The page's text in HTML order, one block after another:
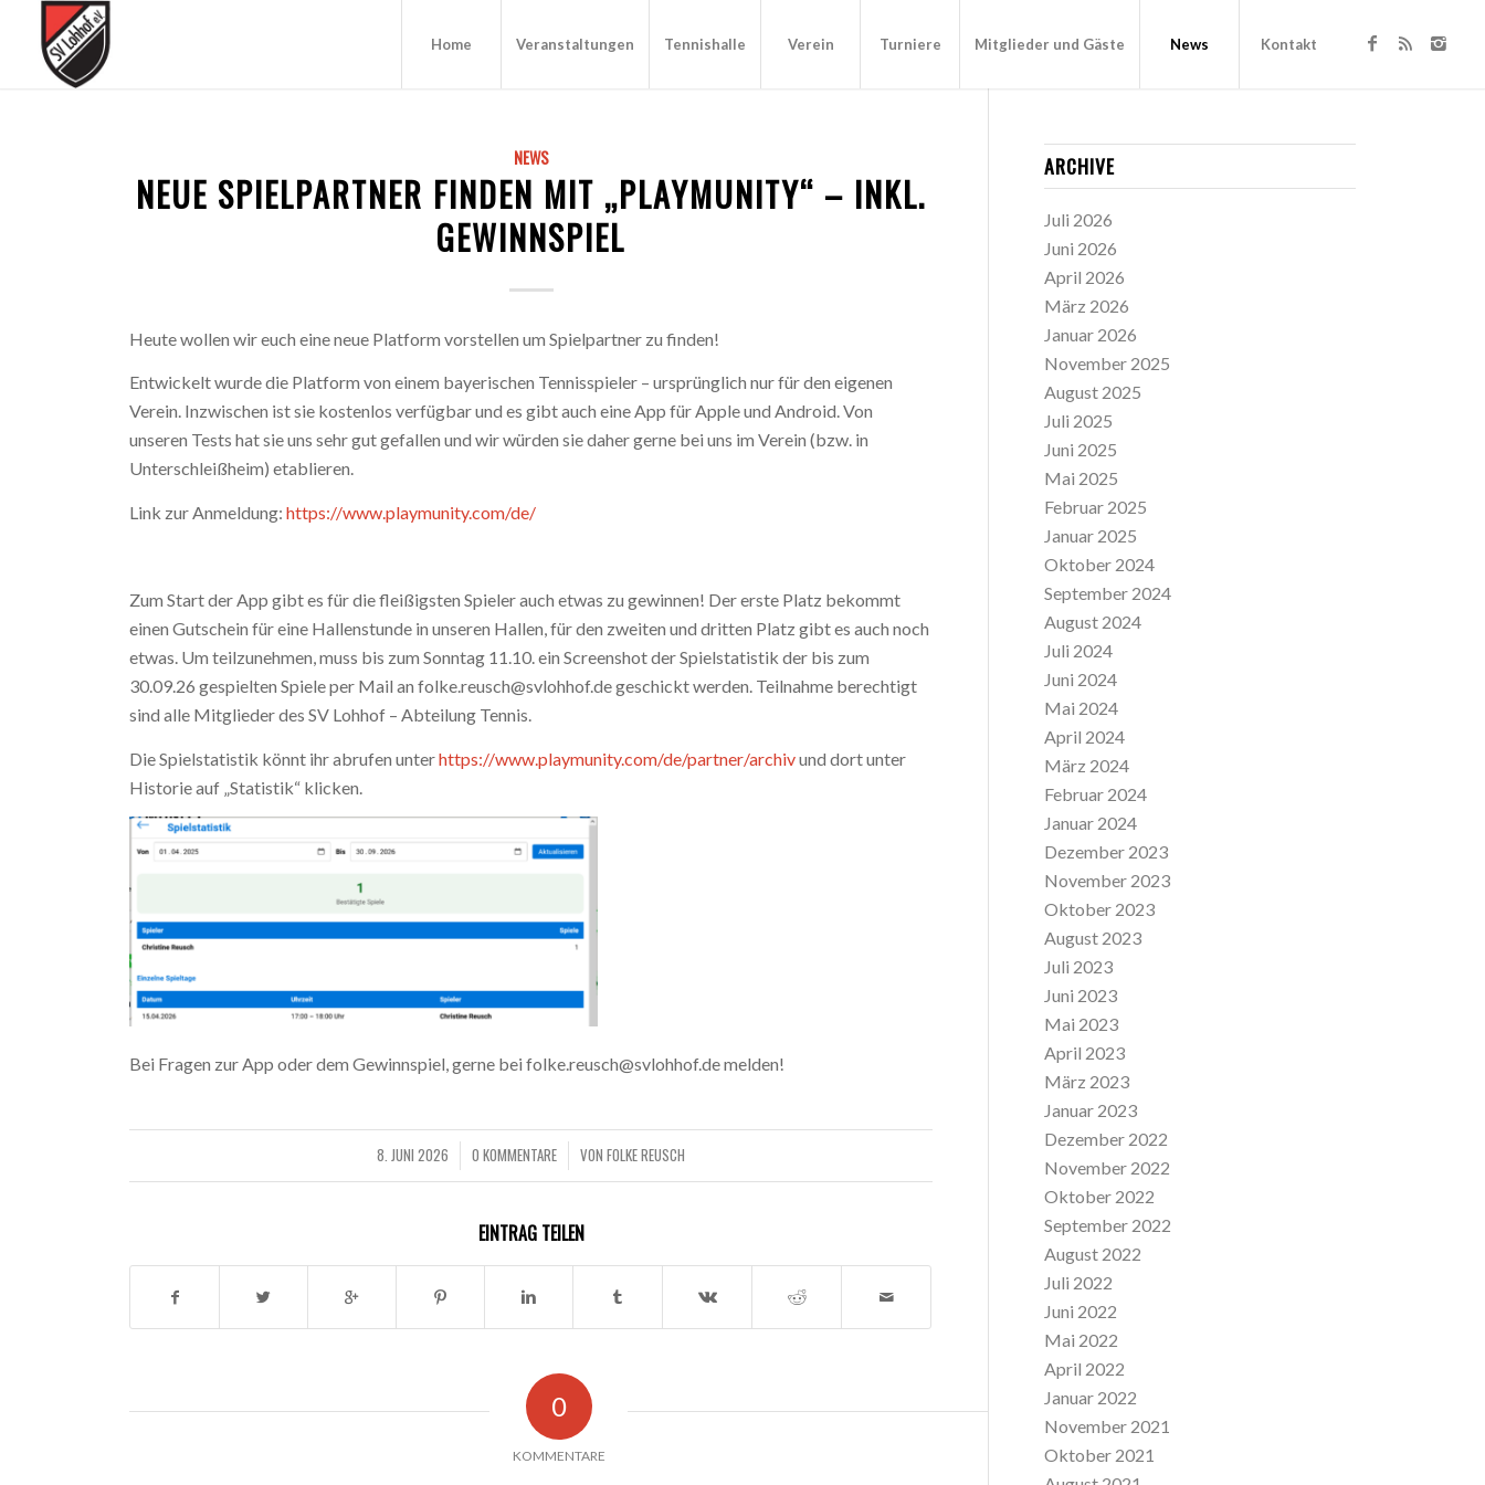
Home Veranstaltungen Tennishalle Verein Turniere Mitglieder und Gäste News Kontakt
NEWS
NEUE SPIELPARTNER FINDEN MIT „PLAYMUNITY“ – INKL.
GEWINNSPIEL
Heute wollen wir euch eine neue Platform vorstellen um Spielpartner zu finden!
Entwickelt wurde die Platform von einem bayerischen Tennisspieler – ursprünglich nur für den eigenen
Verein. Inzwischen ist sie kostenlos verfügbar und es gibt auch eine App für Apple und Android. Von
unseren Tests hat sie uns sehr gut gefallen und wir würden sie daher gerne bei uns im Verein (bzw. in
Unterschleißheim) etablieren.
Link zur Anmeldung:https://www.playmunity.com/de/
Zum Start der App gibt es für die fleißigsten Spieler auch etwas zu gewinnen! Der erste Platz bekommt
einen Gutschein für eine Hallenstunde in unseren Hallen, für den zweiten und dritten Platz gibt es auch noch
etwas. Um teilzunehmen, muss bis zum Sonntag 11.10. ein Screenshot der Spielstatistik der bis zum
30.09.26 gespielten Spiele per Mail an folke.reusch@svlohhof.de geschickt werden. Teilnahme berechtigt
sind alle Mitglieder des SV Lohhof – Abteilung Tennis.
Die Spielstatistik könnt ihr abrufen unterhttps://www.playmunity.com/de/partner/archivund dort unter
Historie auf „Statistik“ klicken.
Bei Fragen zur App oder dem Gewinnspiel, gerne bei folke.reusch@svlohhof.de melden!
8. JUNI 2026
/ 0 KOMMENTARE
/ VONFOLKE REUSCH
EINTRAG TEILEN
0
KOMMENTARE
ARCHIVE
Juli 2026
Juni 2026
April 2026
März 2026
Januar 2026
November 2025
August 2025
Juli 2025
Juni 2025
Mai 2025
Februar 2025
Januar 2025
Oktober 2024
September 2024
August 2024
Juli 2024
Juni 2024
Mai 2024
April 2024
März 2024
Februar 2024
Januar 2024
Dezember 2023
November 2023
Oktober 2023
August 2023
Juli 2023
Juni 2023
Mai 2023
April 2023
März 2023
Januar 2023
Dezember 2022
November 2022
Oktober 2022
September 2022
August 2022
Juli 2022
Juni 2022
Mai 2022
April 2022
Januar 2022
November 2021
Oktober 2021